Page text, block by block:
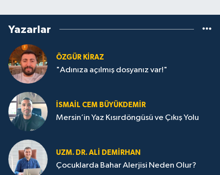
Yazarlar
ÖZGÜR KIRAZ
"Adınıza açılmış dosyanız var!"
İSMAIL CEM BÜYÜKDEMIR
Mersin’in Yaz Kısırdöngüsü ve Çıkış Yolu
UZM. DR. ALI DEMİRHAN
Çocuklarda Bahar Alerjisi Neden Olur?